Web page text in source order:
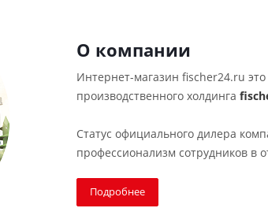
О компании
Интернет-магазин fischer24.ru
производственного холдинга
Статус официального дилера
профессионализм сотрудников в
Подробнее